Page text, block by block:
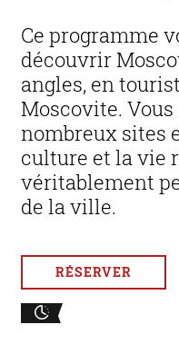
Ce programme
découvrir
angles, en
Moscovite.
nombreux sites
culture et la vie
véritablement
de la ville.
RÉSERVER